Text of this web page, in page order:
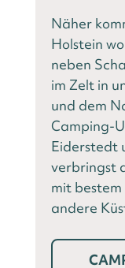
Näher
Holstein
neben
im Zelt in
und dem
Camping-
Eiderstedt
verbringst
mit
andere